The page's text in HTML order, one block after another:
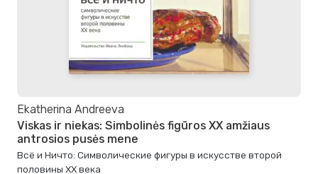
Ekatherina Andreeva
Viskas ir niekas: Simbolinės figūros XX amžiaus
antrosios pusės mene
Всё и Ничто: Символические фигуры в искусстве второй
половины XX века